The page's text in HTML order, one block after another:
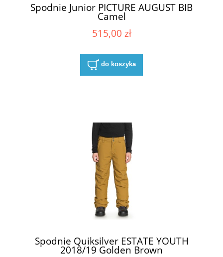
Spodnie Junior PICTURE AUGUST BIB
Camel
515,00 zł
do koszyka
Spodnie Quiksilver ESTATE YOUTH
2018/19 Golden Brown